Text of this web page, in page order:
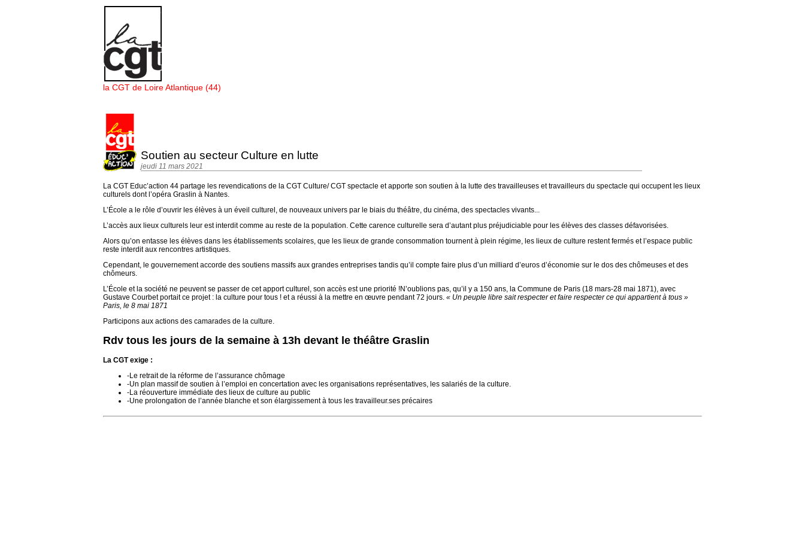
Panneau de gestion des cookies
la CGT de Loire Atlantique (44)
Soutien au secteur Culture en lutte
jeudi 11 mars 2021
La CGT Educ’action 44 partage les revendications de la CGT Culture/ CGT spectacle et apporte son soutien à la lutte des travailleuses et travailleurs du spectacle qui occupent les lieux
culturels dont l’opéra Graslin à Nantes.
L’École a le rôle d’ouvrir les élèves à un éveil culturel, de nouveaux univers par le biais du théâtre, du cinéma, des spectacles vivants...
L’accès aux lieux culturels leur est interdit comme au reste de la population. Cette carence culturelle sera d’autant plus préjudiciable pour les élèves des classes défavorisées.
Alors qu’on entasse les élèves dans les établissements scolaires, que les lieux de grande consommation tournent à plein régime, les lieux de culture restent fermés et l’espace public
reste interdit aux rencontres artistiques.
Cependant, le gouvernement accorde des soutiens massifs aux grandes entreprises tandis qu’il compte faire plus d’un milliard d’euros d’économie sur le dos des chômeuses et des
chômeurs.
L’École et la société ne peuvent se passer de cet apport culturel, son accès est une priorité !N’oublions pas, qu’il y a 150 ans, la Commune de Paris (18 mars-28 mai 1871), avec
Gustave Courbet portait ce projet : la culture pour tous ! et a réussi à la mettre en œuvre pendant 72 jours. « Un peuple libre sait respecter et faire respecter ce qui appartient à tous »
Paris, le 8 mai 1871
Participons aux actions des camarades de la culture.
Rdv tous les jours de la semaine à 13h devant le théâtre Graslin
La CGT exige :
-Le retrait de la réforme de l’assurance chômage
-Un plan massif de soutien à l’emploi en concertation avec les organisations représentatives, les salariés de la culture.
-La réouverture immédiate des lieux de culture au public
-Une prolongation de l’année blanche et son élargissement à tous les travailleur.ses précaires